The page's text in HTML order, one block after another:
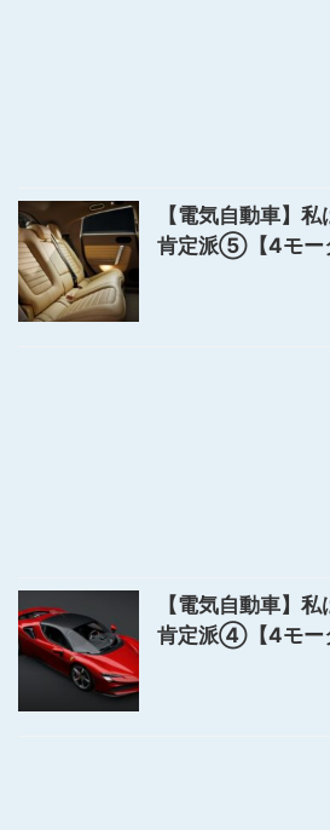
【電気自動車】
肯定派⑤【4モー
【電気自動車】
肯定派④【4モー